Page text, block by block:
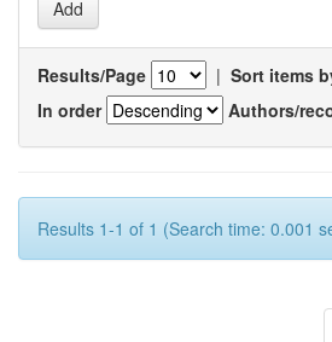
Results/Page | Sort items
In order
Authors/
Results 1-1 of 1 (Search time: 0.001